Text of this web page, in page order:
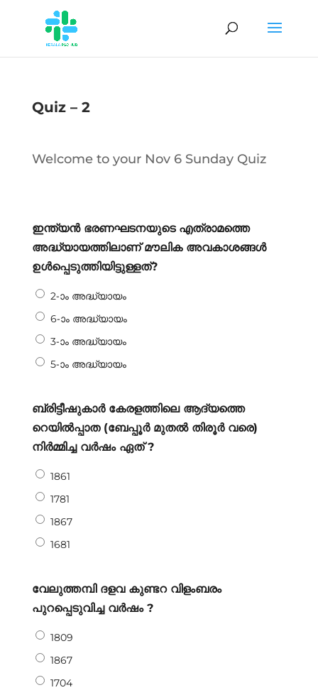
Quiz – 2
Welcome to your Nov 6 Sunday Quiz
ഇന്ത്യൻ ഭരണഘടനയുടെ എത്രാമത്തെ
അദ്ധ്യായത്തിലാണ് മൗലിക അവകാശങ്ങൾ
ഉൾപ്പെടുത്തിയിട്ടുള്ളത്?
2-ാം അദ്ധ്യായം
6-ാം അദ്ധ്യായം
3-ാം അദ്ധ്യായം
5-ാം അദ്ധ്യായം
ബ്രിട്ടീഷുകാർ കേരളത്തിലെ ആദ്യത്തെ
റെയിൽപ്പാത (ബേപ്പൂർ മുതൽ തിരൂർ വരെ)
നിർമ്മിച്ച വർഷം ഏത് ?
1861
1781
1867
1681
വേലുത്തമ്പി ദളവ കുണ്ടറ വിളംബരം
പുറപ്പെടുവിച്ച വർഷം ?
1809
1867
1704